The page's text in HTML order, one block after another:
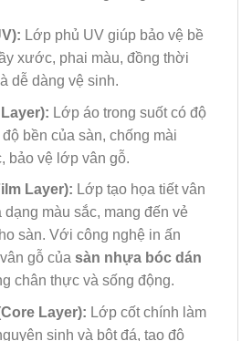
Lớp phủ UV giúp bảo vệ bề
xước, phai màu, đồng thời
dễ dàng vệ sinh.
Lớp áo trong suốt có độ
bền của sàn, chống mài
bảo vệ lớp vân gỗ.
Layer): Lớp tạo họa tiết vân
màu sắc, mang đến vẻ
sàn. Với công nghệ in ấn
gỗ của sàn nhựa bóc dán
chân thực và sống động.
Layer): Lớp cốt chính làm
sinh và bột đá, tạo độ